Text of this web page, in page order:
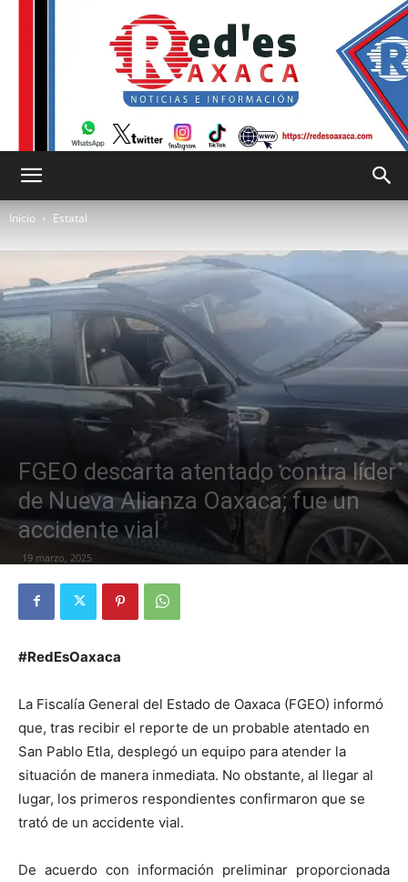
es
Oaxaca
Inicio Estatal
FGEO descarta atentado contra líder
de Nueva Alianza Oaxaca; fue un
accidente vial
19 marzo, 2025
#RedEsOaxaca
La Fiscalía General del Estado de Oaxaca (FGEO) informó
que, tras recibir el reporte de un probable atentado en
San Pablo Etla, desplegó un equipo para atender la
situación de manera inmediata. No obstante, al llegar al
lugar, los primeros respondientes confirmaron que se
trató de un accidente vial.
De acuerdo con información preliminar proporcionada